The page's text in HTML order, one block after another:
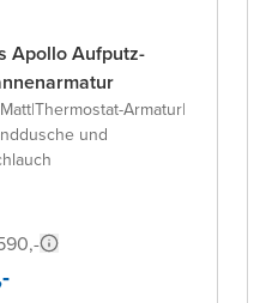
Apollo Aufputz-
|Thermostat-Armatur|
und